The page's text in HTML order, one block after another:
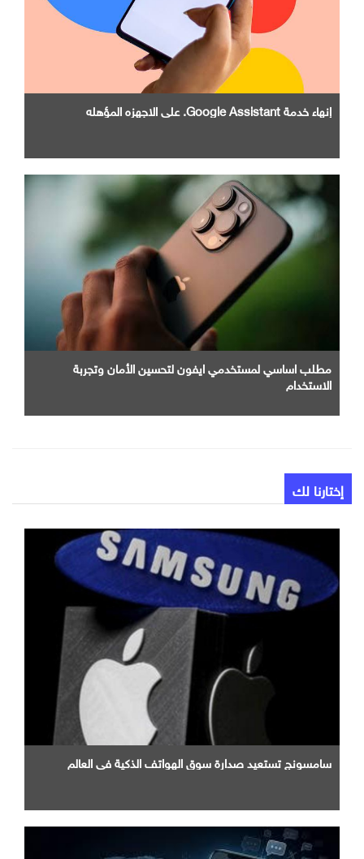
إنهاء خدمة Google Assistant. علي الاجهزه المؤهله
مطلب اساسي لمستخدمي ايفون لتحسين الأمان وتجربة
الاستخدام
إختارنا لك
سامسونج تستعيد صدارة سوق الهواتف الذكية في العالم